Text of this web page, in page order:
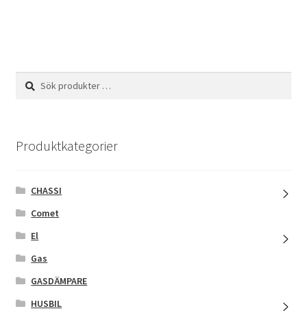
Sök
efter:
Sök
Produktkategorier
CHASSI
Comet
El
Gas
GASDÄMPARE
HUSBIL